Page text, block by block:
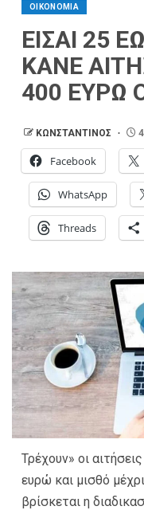
ΟΙΚΟΝΟΜΙΑ
ΕΙΣΑΙ 25
ΚΑΝΕ
400 ΕΥΡΩ
ΚΩΝΣΤΑΝΤΙΝΟΣ
Facebook
WhatsApp
Threads
Τρέχουν» οι
ευρώ και μισθό
βρίσκεται η